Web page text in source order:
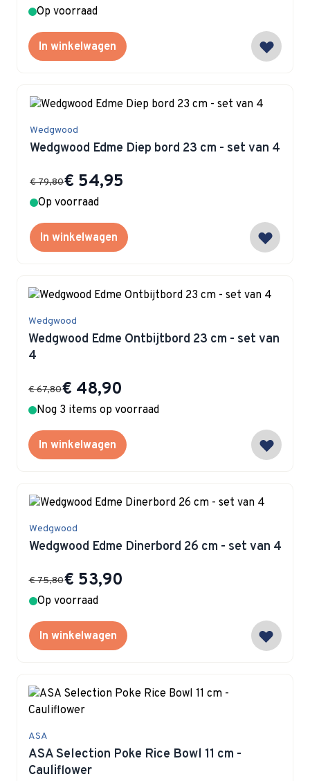
Op voorraad
In winkelwagen
Wedgwood
Wedgwood Edme Diep bord 23 cm - set van 4
Special Price
€ 54,95
€ 79,80
Op voorraad
In winkelwagen
Wedgwood
Wedgwood Edme Ontbijtbord 23 cm - set van
4
Special Price
€ 48,90
€ 67,80
Nog 3 items op voorraad
In winkelwagen
Wedgwood
Wedgwood Edme Dinerbord 26 cm - set van 4
Special Price
€ 53,90
€ 75,80
Op voorraad
In winkelwagen
ASA
ASA Selection Poke Rice Bowl 11 cm -
Cauliflower